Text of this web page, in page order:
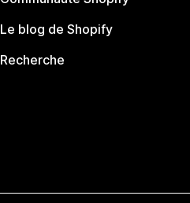
Le blog de Shopify
Recherche